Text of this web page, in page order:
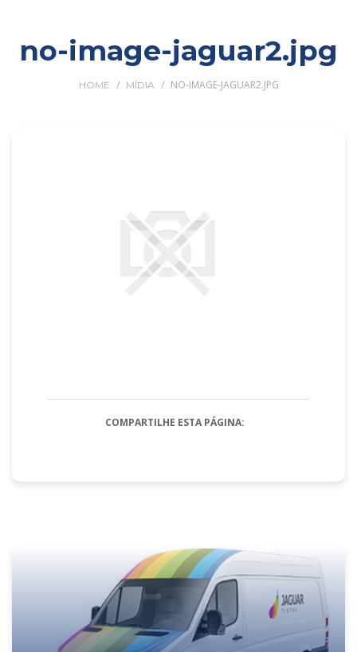
no-image-jaguar2.jpg
HOME / MÍDIA / NO-IMAGE-JAGUAR2.JPG
COMPARTILHE ESTA PÁGINA: